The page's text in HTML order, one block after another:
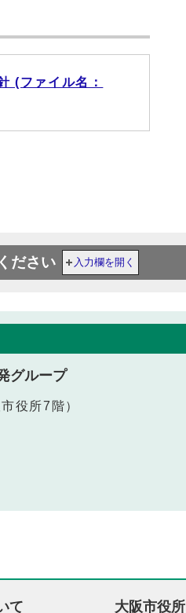
(ファイル名：
ださい 入力欄を開く
グループ
役所7階）
て 大阪市役所